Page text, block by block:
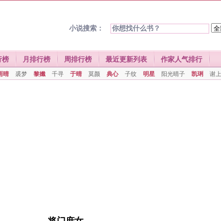
小说搜索：
榜 月排行榜 周排行榜 最近更新列表 作家人气排行
晴 裘梦 黎孅 千寻 于晴 莫颜 典心 子纹 明星 阳光晴子 凯琍 谢